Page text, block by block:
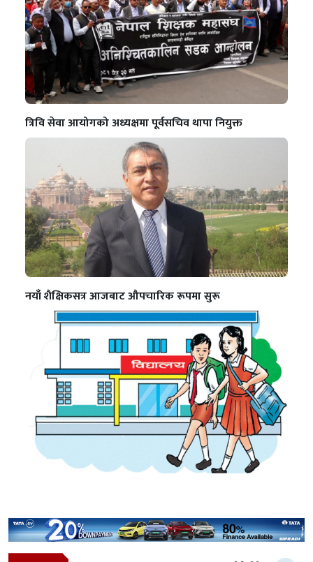
त्रिवि सेवा आयोगको अध्यक्षमा पूर्वसचिव थापा नियुक्त
नयाँ शैक्षिकसत्र आजबाट औपचारिक रूपमा सुरू